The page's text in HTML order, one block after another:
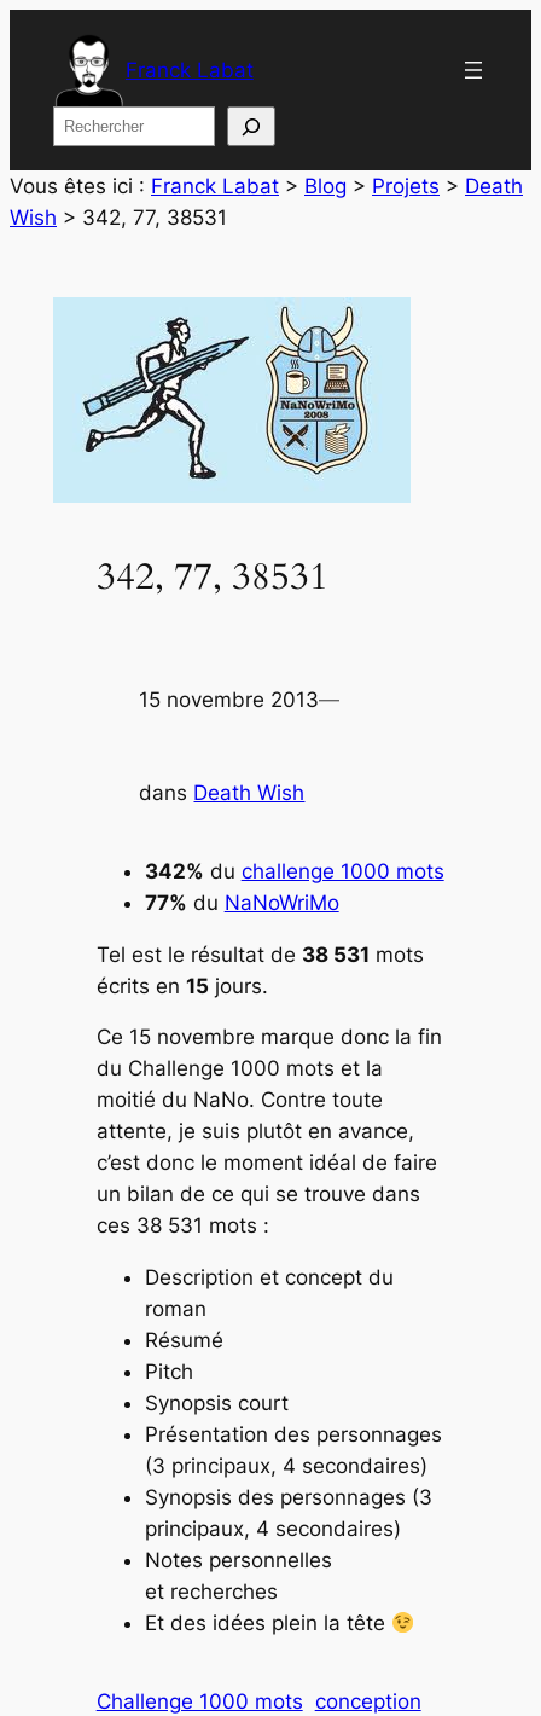
contenu
Franck Labat
Rechercher
Vous êtes ici : Franck Labat > Blog > Projets > Death
Wish > 342, 77, 38531
342, 77, 38531
15 novembre 2013—
dans Death Wish
342% du challenge 1000 mots
77% du NaNoWriMo
Tel est le résultat de 38 531 mots
écrits en 15 jours.
Ce 15 novembre marque donc la fin
du Challenge 1000 mots et la
moitié du NaNo. Contre toute
attente, je suis plutôt en avance,
c’est donc le moment idéal de faire
un bilan de ce qui se trouve dans
ces 38 531 mots :
Description et concept du
roman
Résumé
Pitch
Synopsis court
Présentation des personnages
(3 principaux, 4 secondaires)
Synopsis des personnages (3
principaux, 4 secondaires)
Notes personnelles
et recherches
Et des idées plein la tête
Challenge 1000 mots conception